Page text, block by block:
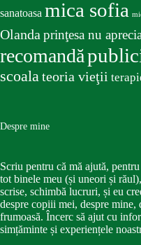
sanatoasa mica sofia
Olandaprinţesa nu
recomandă
scoalateoria vieţii
Despre mine
Scriu pentru că mă ajută,
tot binele meu (și uneori și
scrise, schimbă lucruri, și eu
despre copiii mei, despre mine,
frumoasă. Încerc să ajut cu
simțăminte și experiențele